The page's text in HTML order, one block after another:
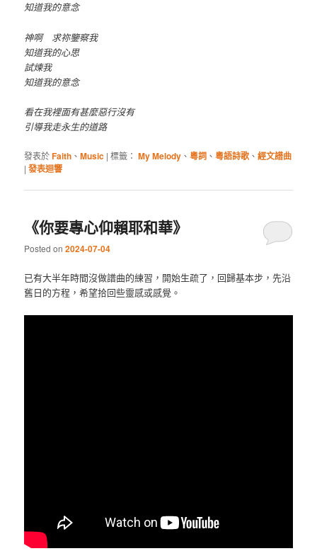
知道我的意念
神啊 求祢鑒察我
知道我的心思
試煉我
知道我的意念
看在我裡面有甚麼惡行沒有
引導我走永生的道路
發表於Faith 、Music |標籤： My Melody 、粵詞 、粵語詩歌 、經文譜曲
|發表迴響
《你要專心仰賴耶和華》
Posted on2024-07-04
已有大半年時間沒做譜曲的練習，開始生疏了，回歸基本步，先沿
舊日的方程，希望拾回些靈感或感覺。